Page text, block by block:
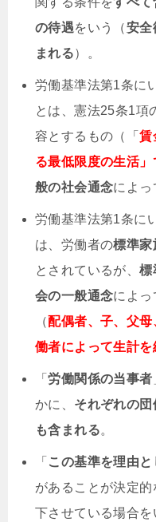
の待遇をいう（安全
まれる）。
労働基準法第1条に
とは、憲法25条1項
容とするもの（「賃
る最低限度の生活」
般の社会通念によっ
労働基準法第1条に
は、労働者の標準家
とされているが、標
会の一般通念によっ
（配偶者、子、父
働者によって生計
「労働関係の当事者
かに、 それぞれの
も含まれる。
「 この基準を理由と
があることが決定
下させている場合